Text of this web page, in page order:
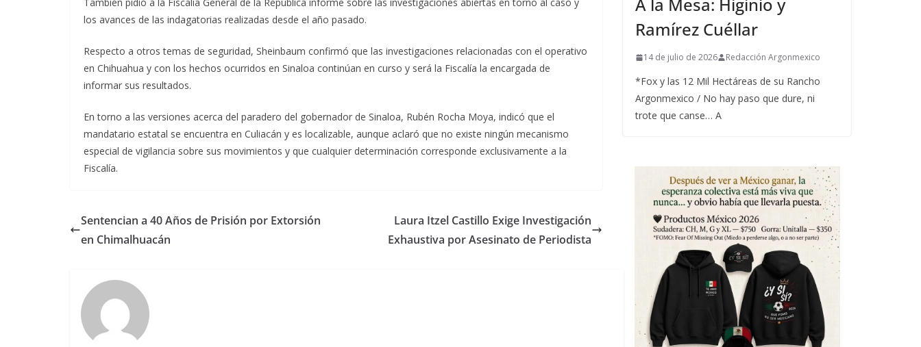
los avances de las indagatorias realizadas desde el año pasado.
Respecto a otros temas de seguridad, Sheinbaum confirmó que las investigaciones relacionadas con el operativo
en Chihuahua y con los hechos ocurridos en Sinaloa continúan en curso y será la Fiscalía la encargada de
informar sus resultados.
En torno a las versiones acerca del paradero del gobernador de Sinaloa, Rubén Rocha Moya, indicó que el
mandatario estatal se encuentra en Culiacán y es localizable, aunque aclaró que no existe ningún mecanismo
especial de vigilancia sobre sus movimientos y que cualquier determinación corresponde exclusivamente a la
Fiscalía.
Sentencian a 40 Años de Prisión por Extorsión
en Chimalhuacán
Laura Itzel Castillo Exige Investigación
Exhaustiva por Asesinato de Periodista
A la Mesa: Higinio y
Ramírez Cuéllar
14 de julio de 2026 Redacción Argonmexico
*Fox y las 12 Mil Hectáreas de su Rancho
Argonmexico / No hay paso que dure, ni
trote que canse… A